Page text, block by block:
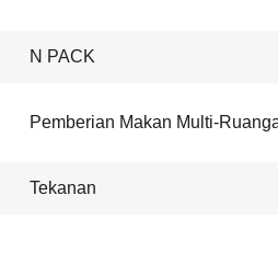
N PACK
Pemberian Makan Multi-
Tekanan